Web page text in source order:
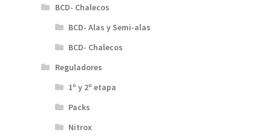
BCD- Chalecos
BCD- Alas y Semi-alas
BCD- Chalecos
Reguladores
1º y 2º etapa
Packs
Nitrox